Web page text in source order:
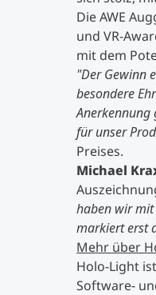
Die AWE
und VR-
mit dem
"Der Gewinn
besondere
Anerkennung
für unser
Preises.
Michael
haben wir mit
markiert erst
Mehr über
Holo-Light
Software-